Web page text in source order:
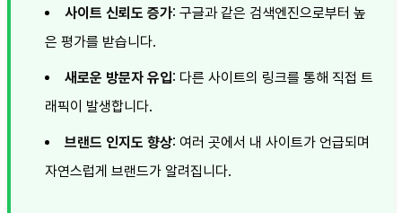
사이트 신뢰도 증가: 구글과 같은 검색엔진으로부터 높
은 평가를 받습니다.
새로운 방문자 유입: 다른 사이트의 링크를 통해 직접 트
래픽이 발생합니다.
브랜드 인지도 향상: 여러 곳에서 내 사이트가 언급되며
자연스럽게 브랜드가 알려집니다.